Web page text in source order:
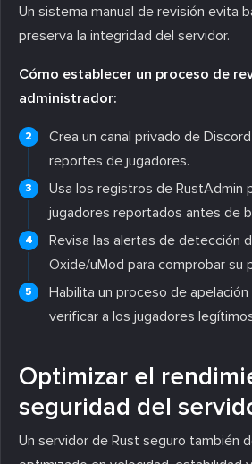
Un sistema manual de revisión evita
preserva la integridad del servidor.
Cómo establecer un proceso de
administrador:
Crea un canal privado de
reportes de jugadores.
Usa los registros de RustAdmin
jugadores reportados antes de
Revisa las alertas de detección
Oxide/uMod para comprobar su
Habilita un proceso de
verificar a los jugadores
Optimizar el
seguridad del
Un servidor de Rust seguro también